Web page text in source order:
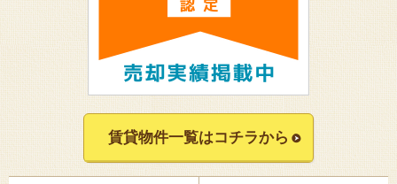
賃貸物件一覧はコチラから